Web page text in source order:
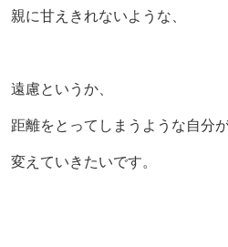
親に甘えきれないような、
遠慮というか、
距離をとってしまうような自分
変えていきたいです。